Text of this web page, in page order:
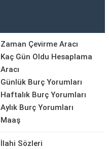
Zaman Çevirme Aracı
Kaç Gün Oldu Hesaplama
Aracı
Günlük Burç Yorumları
Haftalık Burç Yorumları
Aylık Burç Yorumları
Maaş
İlahi Sözleri